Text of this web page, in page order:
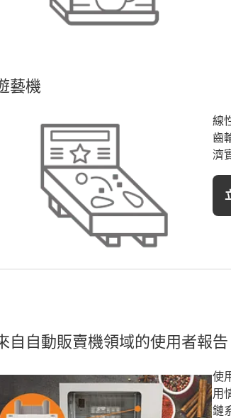
藝機
線
齒
濟
自自動販賣機領域的使用者報告
使
用
鏈